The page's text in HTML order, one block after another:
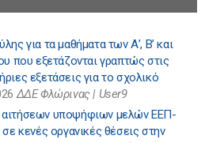
για τα μαθήματα των Α’, Β’ και
που εξετάζονται γραπτώς στις
εξετάσεις για το σχολικό
ΔΔΕ Φλώρινας | User9
υποψήφιων μελών ΕΕΠ-
κενές οργανικές θέσεις στην